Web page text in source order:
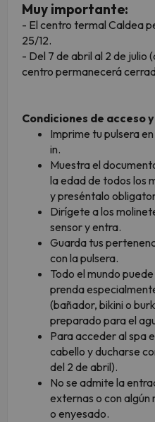
Muy importante:
- El centro termal Caldea
25/12.
- Del 7 de abril al 2 de julio
centro permanecerá
Condiciones de acceso
Imprime tu pulsera
in.
Muestra el
la edad de todos los
y preséntalo
Dirígete a los
sensor y entra.
Guarda tus
con la pulsera.
Todo el mundo
prenda
(bañador, bikini o
preparado para el
Para acceder al spa
cabello y ducharse
del 2 de abril).
No se admite la
externas o con algún
o enyesado.